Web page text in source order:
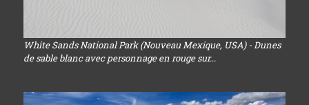
White Sands National Park (Nouveau Mexique, USA) - Dunes
de sable blanc avec personnage en rouge sur...